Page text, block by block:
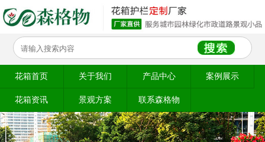
花箱首页 关于我们 产品中心 案例展示
花箱资讯 景观方案 联系森格物